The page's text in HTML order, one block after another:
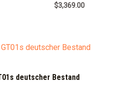
Rated
5.00
$3,369.00
deutscher Bestand